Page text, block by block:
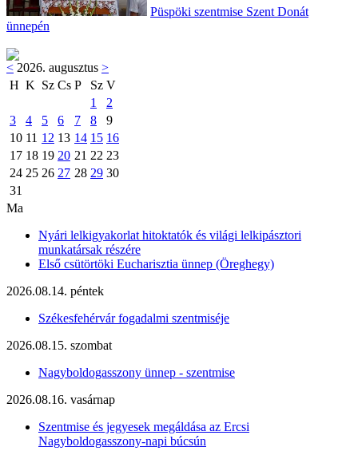
Püspöki szentmise Szent Donát
ünnepén
< 2026. augusztus >
H K Sz Cs P Sz V
1
2
3
4 5 6 7 8
9
10 11 12 13 14 15 16
17 18 19 20 21 22 23
24 25 26 27 28 29 30
31
Ma
Nyári lelkigyakorlat hitoktatók és világi lelkipásztori
munkatársak részére
Első csütörtöki Eucharisztia ünnep (Öreghegy)
2026.08.14. péntek
Székesfehérvár fogadalmi szentmiséje
2026.08.15. szombat
Nagyboldogasszony ünnep - szentmise
2026.08.16. vasárnap
Szentmise és jegyesek megáldása az Ercsi
Nagyboldogasszony-napi búcsún